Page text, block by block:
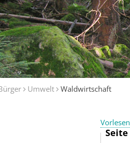
Umwelt Waldwirtschaft
Vorlesen